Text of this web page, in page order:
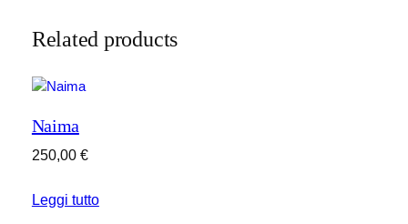
Related products
Naima
250,00 €
Leggi tutto